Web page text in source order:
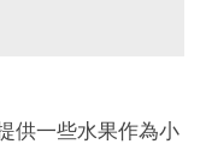
供一些水果作為小